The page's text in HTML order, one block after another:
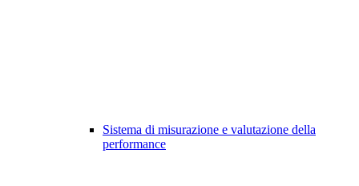
Sistema di misurazione e valutazione della
performance